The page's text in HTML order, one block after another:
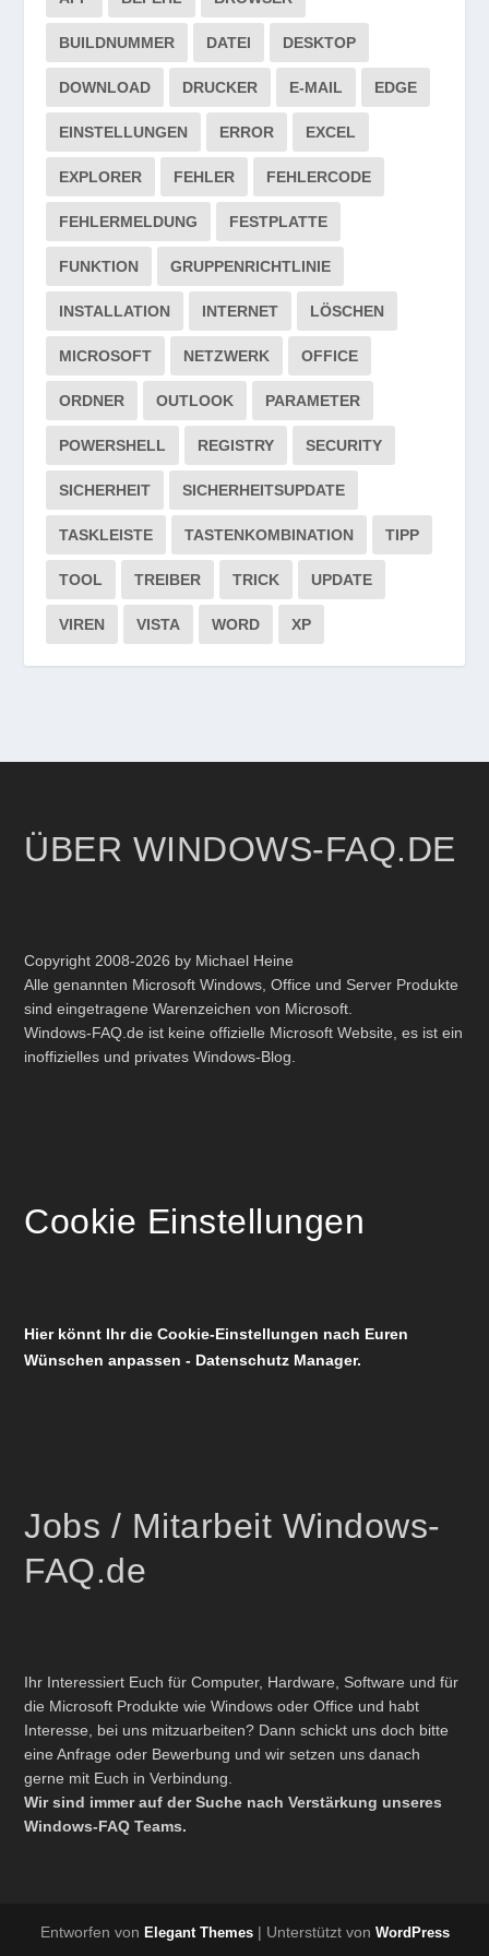
BUILDNUMMER DATEI DESKTOP
DOWNLOAD DRUCKER E-MAIL EDGE
EINSTELLUNGEN ERROR EXCEL
EXPLORER FEHLER FEHLERCODE
FEHLERMELDUNG FESTPLATTE
FUNKTION GRUPPENRICHTLINIE
INSTALLATION INTERNET LÖSCHEN
MICROSOFT NETZWERK OFFICE
ORDNER OUTLOOK PARAMETER
POWERSHELL REGISTRY SECURITY
SICHERHEIT SICHERHEITSUPDATE
TASKLEISTE TASTENKOMBINATION TIPP
TOOL TREIBER TRICK UPDATE
VIREN VISTA WORD XP
ÜBER WINDOWS-FAQ.DE
Copyright 2008-2026 by Michael Heine
Alle genannten Microsoft Windows, Office und Server Produkte
sind eingetragene Warenzeichen von Microsoft.
Windows-FAQ.de ist keine offizielle Microsoft Website, es ist ein
inoffizielles und privates Windows-Blog.
Cookie Einstellungen
Hier könnt Ihr die Cookie-Einstellungen nach Euren
Wünschen anpassen - Datenschutz Manager.
Jobs / Mitarbeit Windows-
FAQ.de
Ihr Interessiert Euch für Computer, Hardware, Software und für
die Microsoft Produkte wie Windows oder Office und habt
Interesse, bei uns mitzuarbeiten? Dann schickt uns doch bitte
eine Anfrage oder Bewerbung und wir setzen uns danach
gerne mit Euch in Verbindung.
Wir sind immer auf der Suche nach Verstärkung unseres
Windows-FAQ Teams.
Entworfen von Elegant Themes| Unterstützt von WordPress